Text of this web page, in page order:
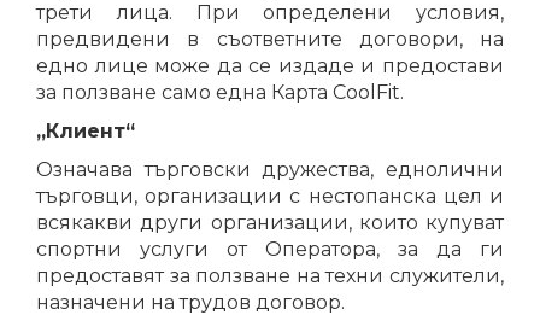
трети лица. При определени условия,
предвидени в съответните договори, на
едно лице може да се издаде и предостави
за ползване само една Карта CoolFit.
„Клиент“
Означава търговски дружества, еднолични
търговци, организации с нестопанска цел и
всякакви други организации, които купуват
спортни услуги от Оператора, за да ги
предоставят за ползване на техни служители,
назначени на трудов договор.